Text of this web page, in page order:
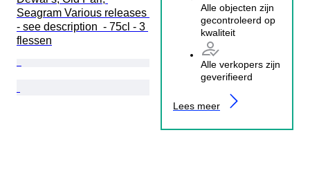
Alle objecten zijn
gecontroleerd op
kwaliteit
Alle verkopers zijn
geverifieerd
Lees meer
Seagram Various releases
- see description  - 75cl - 3
flessen